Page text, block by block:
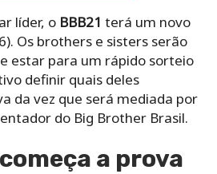
líder, o BBB21 terá um novo
Os brothers e sisters serão
estar para um rápido sorteio
definir quais deles
da vez que será mediada por
do Big Brother Brasil.
a prova